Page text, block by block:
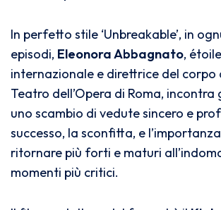
In perfetto stile ‘Unbreakable’, in
episodi, Eleonora Abbagnato,
internazionale e direttrice del corpo
Teatro dell’Opera di Roma,
uno scambio di vedute sincero e
successo, la sconfitta, e
ritornare più forti e maturi
momenti più critici.